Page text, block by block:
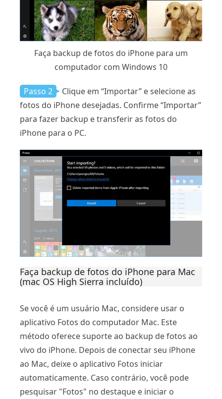
Faça backup de fotos do iPhone para um
computador com Windows 10
Passo 2
Clique em “Importar” e selecione as
fotos do iPhone desejadas. Confirme “Importar”
para fazer backup e transferir as fotos do
iPhone para o PC.
Faça backup de fotos do iPhone para Mac
(mac OS High Sierra incluído)
Se você é um usuário Mac, considere usar o
aplicativo Fotos do computador Mac. Este
método oferece suporte ao backup de fotos ao
vivo do iPhone. Depois de conectar seu iPhone
ao Mac, deixe o aplicativo Fotos iniciar
automaticamente. Caso contrário, você pode
pesquisar "Fotos" no destaque e iniciar o